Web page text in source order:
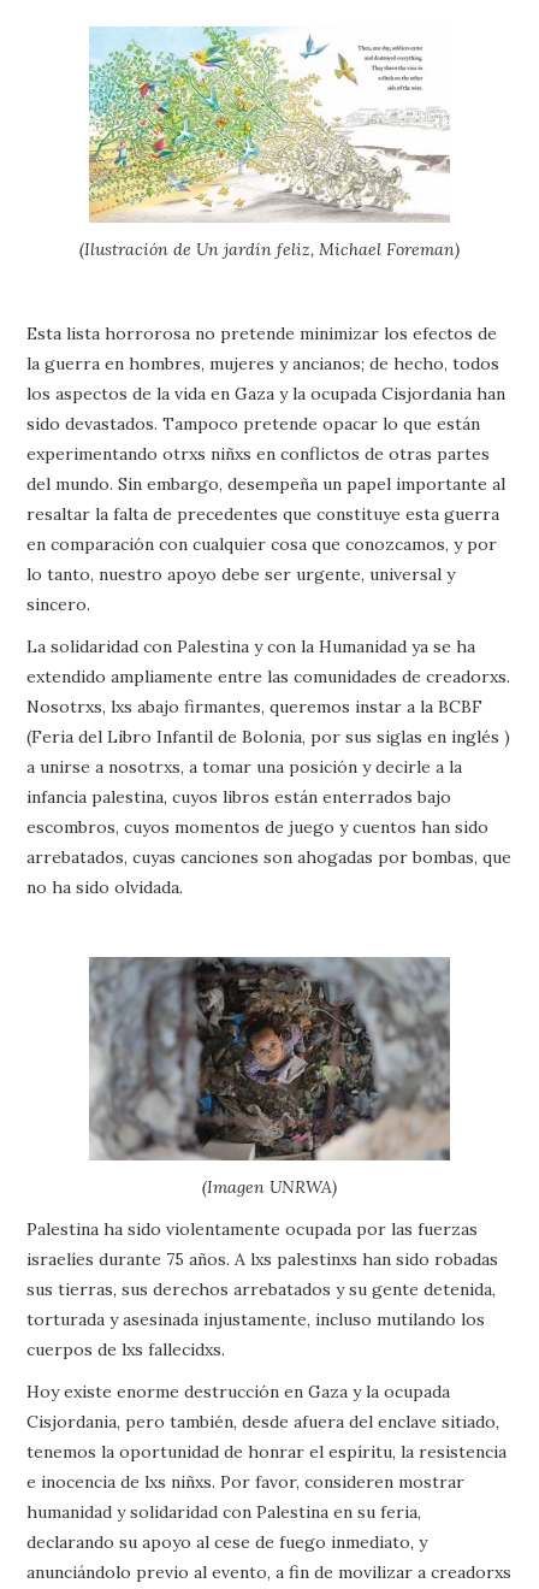
(Ilustración de Un jardín feliz, Michael Foreman)
Esta lista horrorosa no pretende minimizar los efectos de
la guerra en hombres, mujeres y ancianos; de hecho, todos
los aspectos de la vida en Gaza y la ocupada Cisjordania han
sido devastados. Tampoco pretende opacar lo que están
experimentando otrxs niñxs en conflictos de otras partes
del mundo. Sin embargo, desempeña un papel importante al
resaltar la falta de precedentes que constituye esta guerra
en comparación con cualquier cosa que conozcamos, y por
lo tanto, nuestro apoyo debe ser urgente, universal y
sincero.
La solidaridad con Palestina y con la Humanidad ya se ha
extendido ampliamente entre las comunidades de creadorxs.
Nosotrxs, lxs abajo firmantes, queremos instar a la BCBF
(Feria del Libro Infantil de Bolonia, por sus siglas en inglés )
a unirse a nosotrxs, a tomar una posición y decirle a la
infancia palestina, cuyos libros están enterrados bajo
escombros, cuyos momentos de juego y cuentos han sido
arrebatados, cuyas canciones son ahogadas por bombas, que
no ha sido olvidada.
(Imagen UNRWA)
Palestina ha sido violentamente ocupada por las fuerzas
israelíes durante 75 años. A lxs palestinxs han sido robadas
sus tierras, sus derechos arrebatados y su gente detenida,
torturada y asesinada injustamente, incluso mutilando los
cuerpos de lxs fallecidxs.
Hoy existe enorme destrucción en Gaza y la ocupada
Cisjordania, pero también, desde afuera del enclave sitiado,
tenemos la oportunidad de honrar el espíritu, la resistencia
e inocencia de lxs niñxs. Por favor, consideren mostrar
humanidad y solidaridad con Palestina en su feria,
declarando su apoyo al cese de fuego inmediato, y
anunciándolo previo al evento, a fin de movilizar a creadorxs